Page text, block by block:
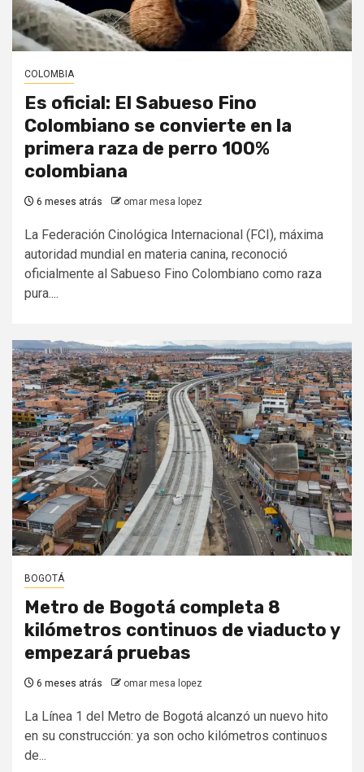
COLOMBIA
Es oficial: El Sabueso Fino
Colombiano se convierte en la
primera raza de perro 100%
colombiana
6 meses atrás omar mesa lopez
La Federación Cinológica Internacional (FCI), máxima
autoridad mundial en materia canina, reconoció
oficialmente al Sabueso Fino Colombiano como raza
pura....
BOGOTÁ
Metro de Bogotá completa 8
kilómetros continuos de viaducto y
empezará pruebas
6 meses atrás omar mesa lopez
La Línea 1 del Metro de Bogotá alcanzó un nuevo hito
en su construcción: ya son ocho kilómetros continuos
de...